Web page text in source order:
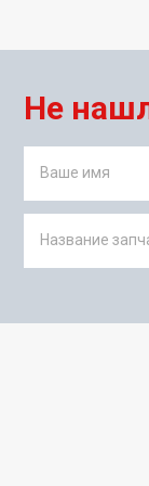
Не
Ваше имя
Название